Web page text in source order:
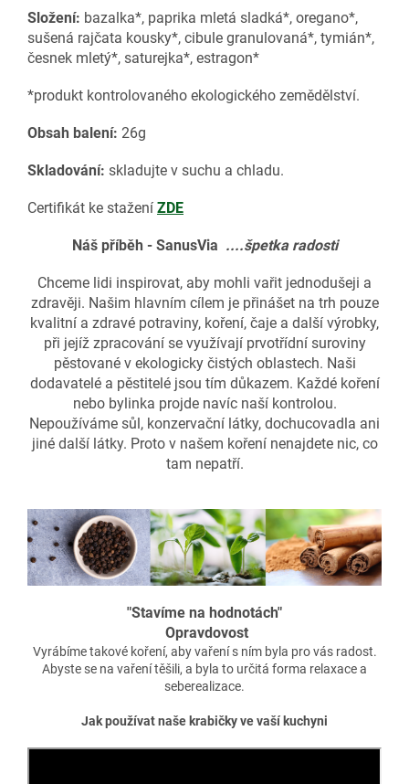
Složení: bazalka*, paprika mletá sladká*, oregano*,
sušená rajčata kousky*, cibule granulovaná*, tymián*,
česnek mletý*, saturejka*, estragon*
*produkt kontrolovaného ekologického zemědělství.
Obsah balení: 26g
Skladování: skladujte v suchu a chladu.
Certifikát ke stažení ZDE
Náš příběh - SanusVia ....špetka radosti
Chceme lidi inspirovat, aby mohli vařit jednodušeji a
zdravěji. Našim hlavním cílem je přinášet na trh pouze
kvalitní a zdravé potraviny, koření, čaje a další výrobky,
při jejíž zpracování se využívají prvotřídní suroviny
pěstované v ekologicky čistých oblastech. Naši
dodavatelé a pěstitelé jsou tím důkazem. Každé koření
nebo bylinka projde navíc naší kontrolou.
Nepoužíváme sůl, konzervační látky, dochucovadla ani
jiné další látky. Proto v našem koření nenajdete nic, co
tam nepatří.
"Stavíme na hodnotách"
Opravdovost
Vyrábíme takové koření, aby vaření s ním byla pro vás radost.
Abyste se na vaření těšili, a byla to určitá forma relaxace a
seberealizace.
Jak používat naše krabičky ve vaší kuchyni